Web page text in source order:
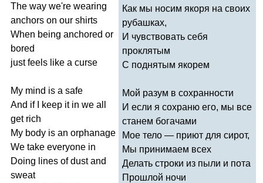
The way we're wearing
anchors on our shirts
When being anchored or
bored
just feels like a curse
My mind is a safe
And if keep it in we all
get rich
My body is an orphanage
We take everyone in
Doing lines of dust and
sweat
Как мы носим якоря на своих
рубашках,
И чувствовать себя
проклятым
С поднятым якорем
Мой разум в сохранности
И если я сохраню его, мы все
станем богачами
Мое тело — приют для сирот,
Мы принимаем всех
Делать строки из пыли и пота
Прошлой ночи